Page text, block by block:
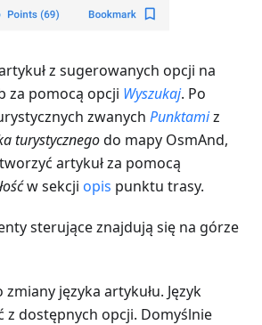
z sugerowanych opcji na
za pomocą opcji Wyszukaj. Po
zwanych Punktamiz
turystycznegodo mapy OsmAnd,
artykuł za pomocą
w sekcji opis punktu trasy.
sterujące znajdują się na górze
zmiany języka artykułu. Język
z dostępnych opcji. Domyślnie